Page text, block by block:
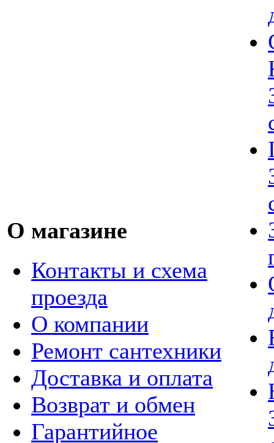
О магазине
Контакты и схема
проезда
О компании
Ремонт сантехники
Доставка и оплата
Возврат и обмен
Гарантийное